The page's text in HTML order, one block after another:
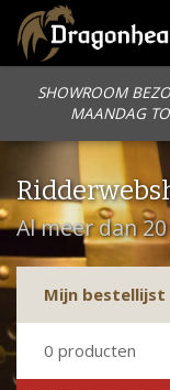
SHOWROOM
MAANDAG
Al meer dan
Mijn bestellijst
0 producten